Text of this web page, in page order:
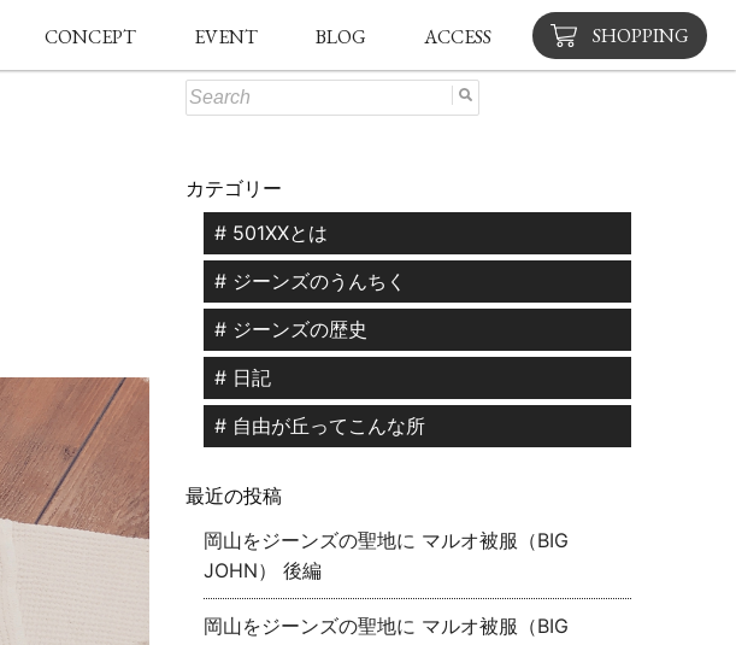
CONCEPT EVENT BLOG ACCESS SHOPPING
カテゴリー
# 501XXとは
# ジーンズのうんちく
# ジーンズの歴史
# 日記
# 自由が丘ってこんな所
最近の投稿
岡山をジーンズの聖地に マルオ被服（BIG
JOHN） 後編
岡山をジーンズの聖地に マルオ被服（BIG